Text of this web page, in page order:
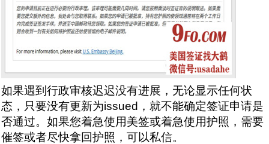
如果遇到行政审核迟迟没有进展，无论显示任何状
态，只要没有更新为issued，就不能确定签证申请是
否通过。如果您着急使用美签或着急使用护照，需要
催签或者尽快拿回护照，可以私信。